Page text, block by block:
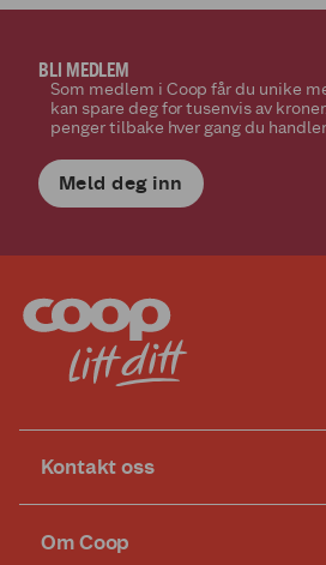
BLI MEDLEM
Som medlem i Coop får du unike
kan spare deg for tusenvis av
penger tilbake hver gang du
Meld deg inn
Kontakt oss
Om Coop